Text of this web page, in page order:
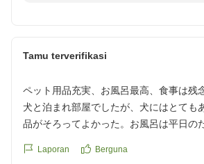
今後も皆様にご満足いただける癒し
またのご来館を心よりお待ちしており
Tamu terverifikasi
ペット用品充実、お風呂最高、食事は残
犬と泊まれ部屋でしたが、犬にはとても
品がそろってよかった。お風呂は平日の
だったです。
Laporan Berguna